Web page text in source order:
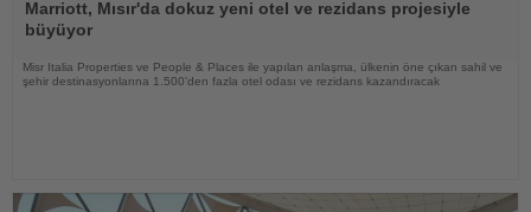
Oku
Marriott, Mısır'da dokuz yeni otel ve rezidans projesiyle
büyüyor
Misr Italia Properties ve People & Places ile yapılan anlaşma, ülkenin öne çıkan sahil ve
şehir destinasyonlarına 1.500'den fazla otel odası ve rezidans kazandıracak